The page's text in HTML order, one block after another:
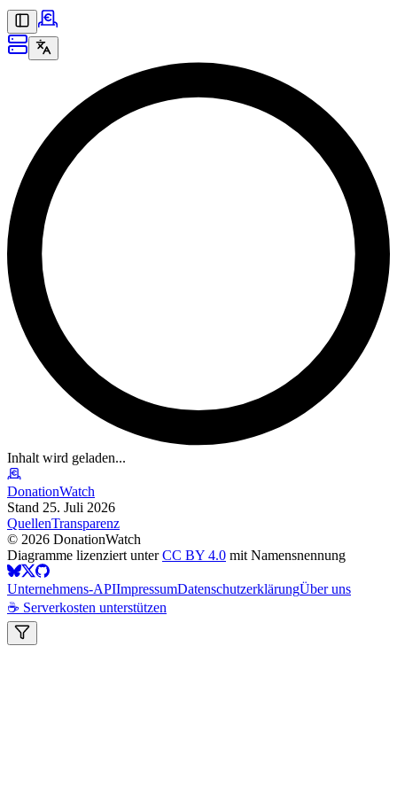
Inhalt wird geladen...
DonationWatch
Stand 25. Juli 2026
QuellenTransparenz
© 2026 DonationWatch
Diagramme lizenziert unterCC BY 4.0 mit Namensnennung
Unternehmens-APIImpressumDatenschutzerklärungÜber uns
☕ Serverkosten unterstützen